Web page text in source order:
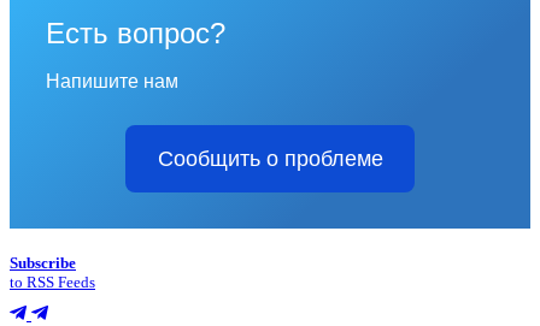
Есть вопрос?
Напишите нам
Сообщить о проблеме
Subscribe
to RSS Feeds